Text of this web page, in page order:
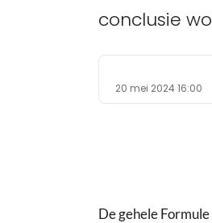
conclusie
20 mei 2024 16:00
De gehele